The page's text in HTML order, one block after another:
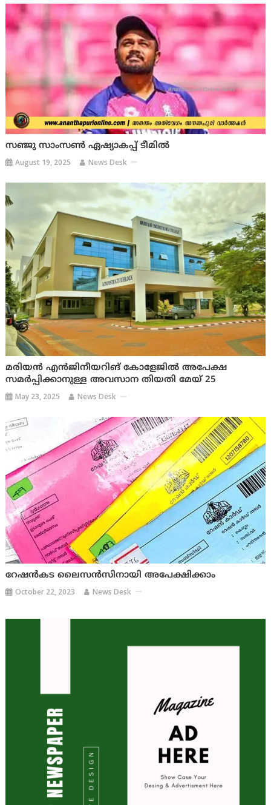
സഞ്ജു സാംസൺ ഏഷ്യാകപ്പ് ടീമിൽ
August 19, 2025 News Desk
മരിയൻ എൻജിനീയറിങ് കോളേജിൽ അപേക്ഷ
സമർപ്പിക്കാനുള്ള അവസാന തിയതി മേയ് 25
May 23, 2025 News Desk
റേഷന്‍കട ലൈസന്‍സിനായി അപേക്ഷിക്കാം
October 22, 2023 News Desk